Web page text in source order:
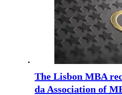
The Lisbon MBA
da Association of